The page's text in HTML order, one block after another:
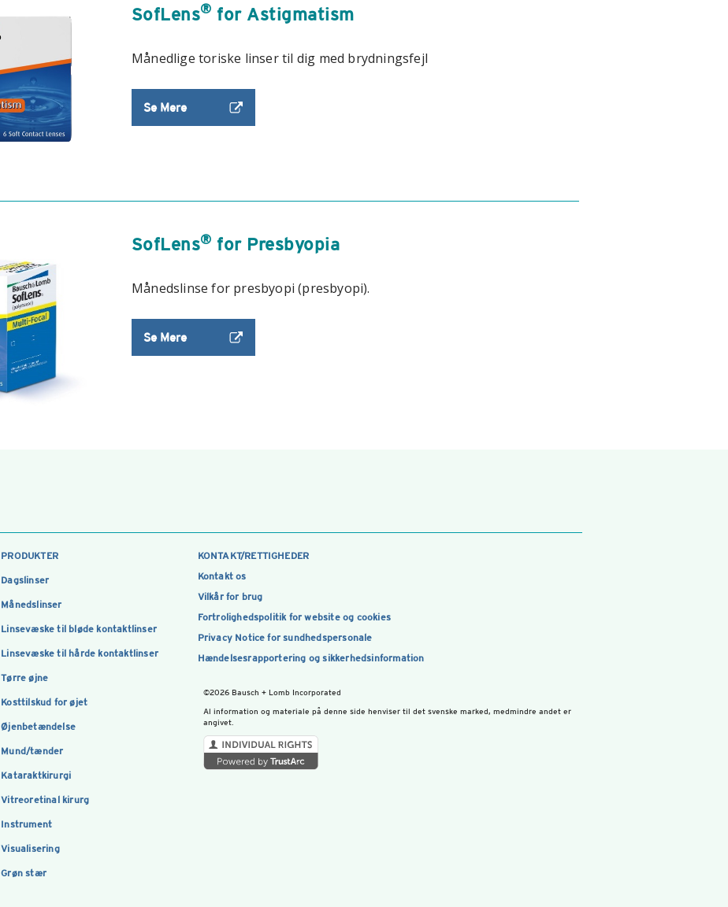
SofLens® for Astigmatism
Månedlige toriske linser til dig med brydningsfejl
Se Mere
SofLens® for Presbyopia
Månedslinse for presbyopi (presbyopi).
Se Mere
PRODUKTER
Dagslinser
Månedslinser
Linsevæske til bløde kontaktlinser
Linsevæske til hårde kontaktlinser
Tørre øjne
Kosttilskud for øjet
Øjenbetændelse
Mund/tænder
Kataraktkirurgi
Vitreoretinal kirurg
Instrument
Visualisering
Grøn stær
KONTAKT/RETTIGHEDER
Kontakt os
Vilkår for brug
Fortrolighedspolitik for website og cookies
Privacy Notice for sundhedspersonale
Hændelsesrapportering og sikkerhedsinformation
©2026 Bausch + Lomb Incorporated
Al information og materiale på denne side henviser til det svenske marked, medmindre andet er
angivet.